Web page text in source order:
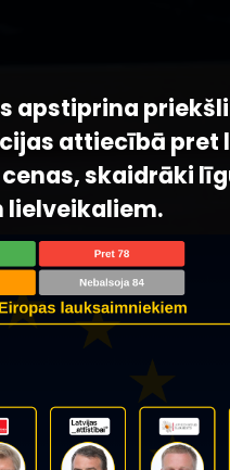
apstiprina
attiecībā pret
skaidrāki
lielveikaliem.